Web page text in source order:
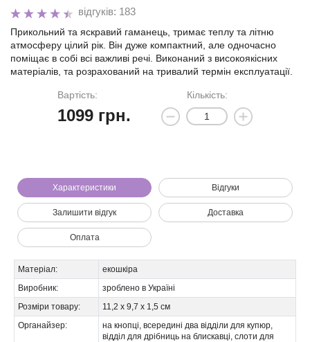
відгуків: 183
Прикольний та яскравий гаманець, тримає теплу та літню
атмосферу цілий рік. Він дуже компактний, але одночасно
поміщає в собі всі важливі речі. Виконаний з високоякісних
матеріалів, та розрахований на тривалий термін експлуатації.
Вартість:
1099 грн.
Кількість:
Характеристики Відгуки
Залишити відгук Доставка
Оплата
Матеріал:
екошкіра
Виробник:
зроблено в Україні
Розміри товару:
11,2 х 9,7 х 1,5 см
Органайзер:
на кнопці, всередині два відділи для купюр,
відділ для дрібниць на блискавці, слоти для